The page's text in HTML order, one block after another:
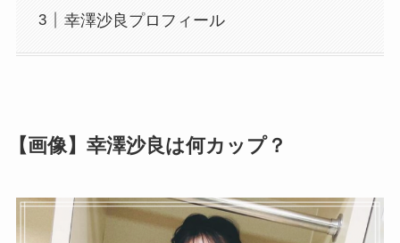
幸澤沙良プロフィール
【画像】幸澤沙良は何カップ？